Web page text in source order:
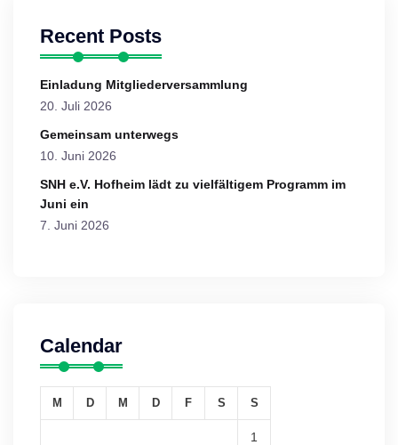
Recent Posts
Einladung Mitgliederversammlung
20. Juli 2026
Gemeinsam unterwegs
10. Juni 2026
SNH e.V. Hofheim lädt zu vielfältigem Programm im
Juni ein
7. Juni 2026
Calendar
M D M D F S S
1